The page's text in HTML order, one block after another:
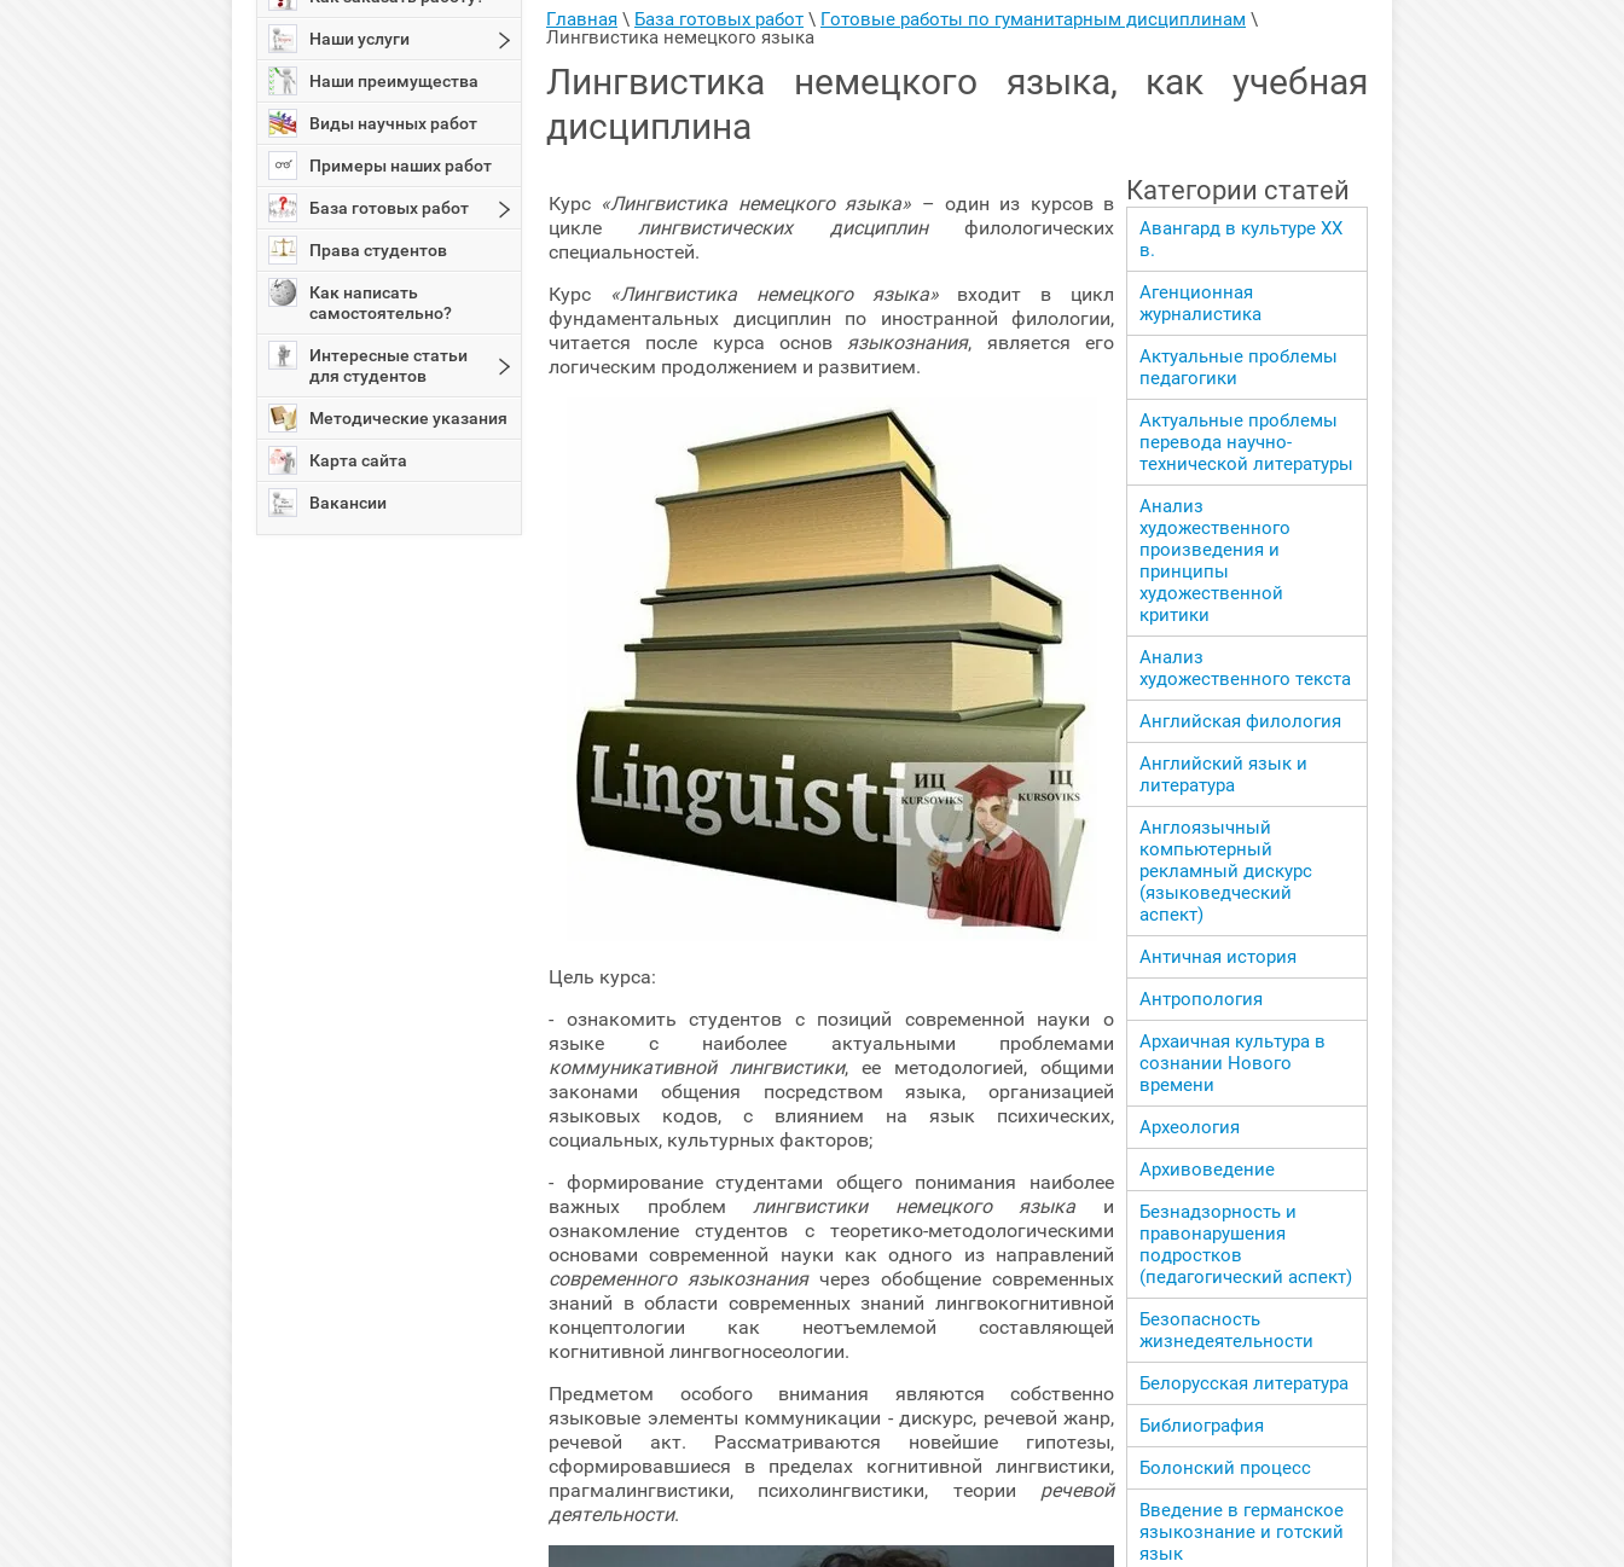
Наши услуги
Наши преимущества
Виды научных работ
Примеры наших работ
База готовых работ
Права студентов
Как написать
самостоятельно?
Интересные статьи
для студентов
Методические указания
Карта сайта
Вакансии
Главная \ База готовых работ \ Готовые работы по гуманитарным дисциплинам
Лингвистика немецкого языка
Лингвистика немецкого языка, как учебная
дисциплина
Курс «Лингвистика немецкого языка» – один из курсов в
циклелингвистических дисциплинфилологических
специальностей.
Курс
«Лингвистика немецкого языка»входит в цикл
фундаментальных дисциплин по иностранной филологии,
читается после курса основязыкознания, является его
логическим продолжением и развитием.
Цель курса:
- ознакомить студентов с позиций современной науки о
языке с наиболее актуальными проблемами
коммуникативной лингвистики, ее методологией, общими
законами общения посредством языка, организацией
языковых кодов, с влиянием на язык психических,
социальных, культурных факторов;
- формирование студентами общего понимания наиболее
важных проблемлингвистики немецкого языка и
ознакомление студентов с теоретико-методологическими
основами современной науки как одного из направлений
современного языкознаниячерез обобщение современных
знаний в области современных знаний лингвокогнитивной
концептологии как неотъемлемой составляющей
когнитивной лингвогносеологии.
Предметом особого внимания являются собственно
языковые элементы коммуникации - дискурс, речевой жанр,
речевой акт. Рассматриваются новейшие гипотезы,
сформировавшиеся в пределах когнитивной лингвистики,
прагмалингвистики, психолингвистики, теории речевой
деятельности.
Категории статей
Авангард в культуре ХХ
в.
Агенционная
журналистика
Актуальные проблемы
педагогики
Актуальные проблемы
перевода научно-
технической литературы
Анализ
художественного
произведения и
принципы
художественной
критики
Анализ
художественного текста
Английская филология
Английский язык и
литература
Англоязычный
компьютерный
рекламный дискурс
(языковедческий
аспект)
Античная история
Антропология
Архаичная культура в
сознании Нового
времени
Археология
Архивоведение
Безнадзорность и
правонарушения
подростков
(педагогический аспект)
Безопасность
жизнедеятельности
Белорусская литература
Библиография
Болонский процесс
Введение в германское
языкознание и готский
язык